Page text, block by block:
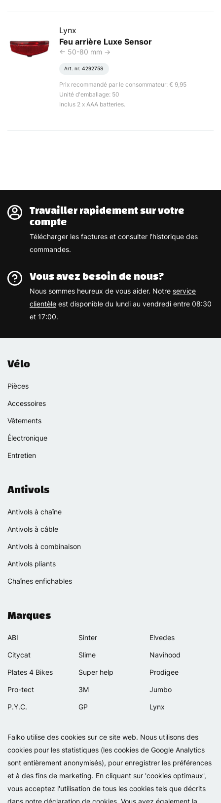
Falko utilise des cookies sur ce site web. Nous utilisons des
cookies pour les statistiques (les cookies de Google Analytics
sont entièrement anonymisés), pour enregistrer les préférences
et à des fins de marketing. En cliquant sur 'cookies optimaux',
vous acceptez l'utilisation de tous les cookies tels que décrits
dans notre déclaration de cookies. Vous avez également la
Lynx
Feu arrière Luxe Sensor
<- 50-80 mm ->
Art. nr. 429275S
Prix recommandé par le consommateur: € 9,95
Unité d'emballage: 50
Inclus 2 x AAA batteries.
Travailler rapidement sur votre
compte
Télécharger les factures et consulter l'historique des
commandes.
Vous avez besoin de nous?
Nous sommes heureux de vous aider. Notre service
clientèle est disponible du lundi au vendredi entre 08:30
et 17:00.
Vélo
Pièces
Accessoires
Vêtements
Électronique
Entretien
Antivols
Antivols à chaîne
Antivols à câble
Antivols à combinaison
Antivols pliants
Chaînes enfichables
Marques
ABI
Citycat
Plates 4 Bikes
Pro-tect
P.Y.C.
Selle Orient
Simpla
Sinter
Slime
Super help
3M
GP
Bellelli
Lamicall
Elvedes
Navihood
Prodigee
Jumbo
Lynx
Motip